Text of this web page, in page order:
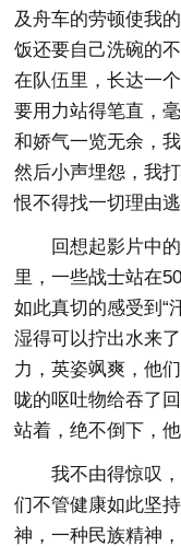
及舟车的劳顿使我
饭还要自己洗碗的
在队伍里，长达一
要用力站得笔直，
和娇气一览无余，
然后小声埋怨，我
恨不得找一切理由
回想起影片中
里，一些战士站在
如此真切的感受到“
湿得可以拧出水来
力，英姿飒爽，他
咙的呕吐物给吞了
站着，绝不倒下，
我不由得惊叹
们不管健康如此坚
神，一种民族精神